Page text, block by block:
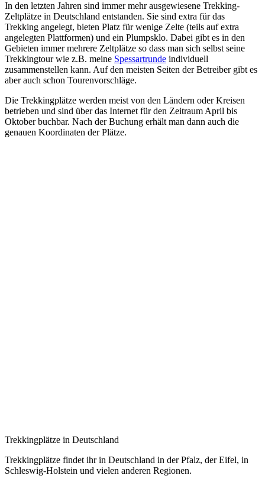
In den letzten Jahren sind immer mehr ausgewiesene Trekking-
Zeltplätze in Deutschland entstanden. Sie sind extra für das
Trekking angelegt, bieten Platz für wenige Zelte (teils auf extra
angelegten Plattformen) und ein Plumpsklo. Dabei gibt es in den
Gebieten immer mehrere Zeltplätze so dass man sich selbst seine
Trekkingtour wie z.B. meine Spessartrunde individuell
zusammenstellen kann. Auf den meisten Seiten der Betreiber gibt es
aber auch schon Tourenvorschläge.
Die Trekkingplätze werden meist von den Ländern oder Kreisen
betrieben und sind über das Internet für den Zeitraum April bis
Oktober buchbar. Nach der Buchung erhält man dann auch die
genauen Koordinaten der Plätze.
Trekkingplätze in Deutschland
Trekkingplätze findet ihr in Deutschland in der Pfalz, der Eifel, in
Schleswig-Holstein und vielen anderen Regionen.